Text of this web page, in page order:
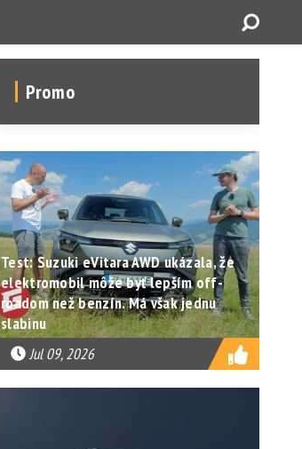
Promo
Test: Suzuki eVitara AWD ukázala, že
elektromobil môže byť lepším off-
roadom než benzín. Má však jednu
slabinu
Jul 09, 2026